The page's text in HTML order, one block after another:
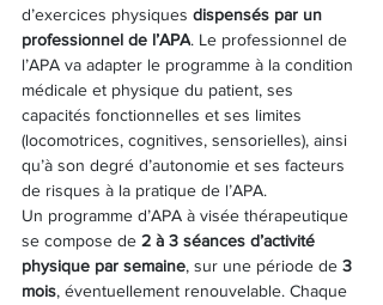
d’exercices physiques dispensés par un
professionnel de l’APA. Le professionnel de
l’APA va adapter le programme à la condition
médicale et physique du patient, ses
capacités fonctionnelles et ses limites
(locomotrices, cognitives, sensorielles), ainsi
qu’à son degré d’autonomie et ses facteurs
de risques à la pratique de l’APA.
Un programme d’APA à visée thérapeutique
se compose de 2 à 3 séances d’activité
physique par semaine, sur une période de 3
mois, éventuellement renouvelable. Chaque